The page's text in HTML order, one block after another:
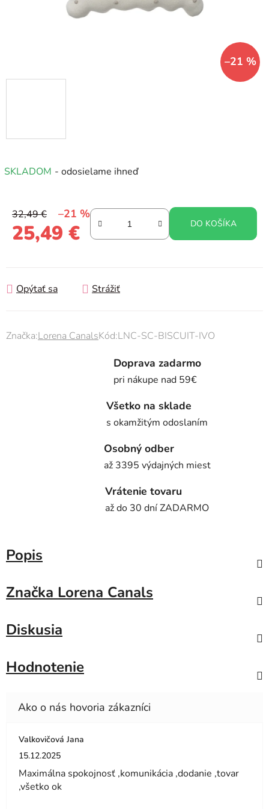
SKLADOM - odosielame ihneď
32,49 € –21 %
25,49 € DO KOŠÍKA
Opýtať sa Strážiť
Značka:Lorena CanalsKód:LNC-SC-BISCUIT-IVO
–21 %
Doprava zadarmo
pri nákupe nad 59€
Všetko na sklade
s okamžitým odoslaním
Osobný odber
až 3395 výdajných miest
Vrátenie tovaru
až do 30 dní ZADARMO
Popis
Značka Lorena Canals
Diskusia
Hodnotenie
Valkovičová Jana
Hodnotenie obchodu je 5 z 5 hviezdičiek.
15.12.2025
Maximálna spokojnosť ,komunikácia ,dodanie ,tovar
,všetko ok